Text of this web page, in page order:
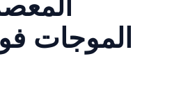
الموجات